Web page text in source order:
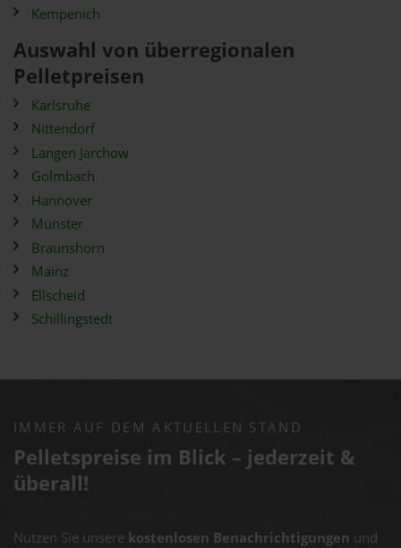
Kempenich
Auswahl von überregionalen
Pelletpreisen
Karlsruhe
Nittendorf
Langen Jarchow
Golmbach
Hannover
Münster
Braunshorn
Mainz
Ellscheid
Schillingstedt
IMMER AUF DEM AKTUELLEN STAND
Pelletspreise im Blick – jederzeit &
überall!
Nutzen Sie unsere kostenlosen Benachrichtigungen und